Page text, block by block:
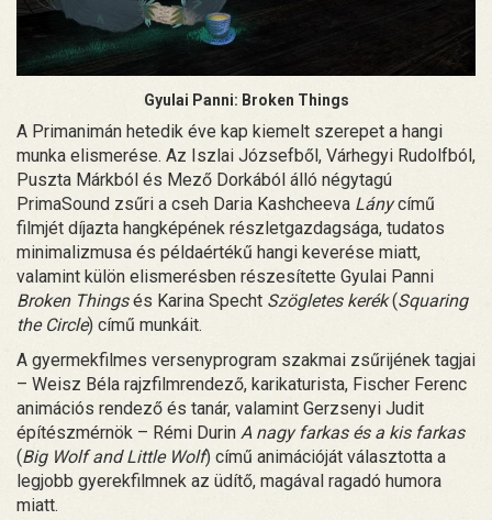
Gyulai Panni: Broken Things
A Primanimán hetedik éve kap kiemelt szerepet a hangi
munka elismerése. Az Iszlai Józsefből, Várhegyi Rudolfból,
Puszta Márkból és Mező Dorkából álló négytagú
PrimaSound zsűri a cseh Daria Kashcheeva Lánycímű
filmjét díjazta hangképének részletgazdagsága, tudatos
minimalizmusa és példaértékű hangi keverése miatt,
valamint külön elismerésben részesítette Gyulai Panni
Broken Thingsés Karina Specht Szögletes kerék(Squaring
the Circle) című munkáit.
A gyermekfilmes versenyprogram szakmai zsűrijének tagjai
– Weisz Béla rajzfilmrendező, karikaturista, Fischer Ferenc
animációs rendező és tanár, valamint Gerzsenyi Judit
építészmérnök – Rémi Durin A nagy farkas és a kis farkas
(Big Wolf and Little Wolf) című animációját választotta a
legjobb gyerekfilmnek az üdítő, magával ragadó humora
miatt.